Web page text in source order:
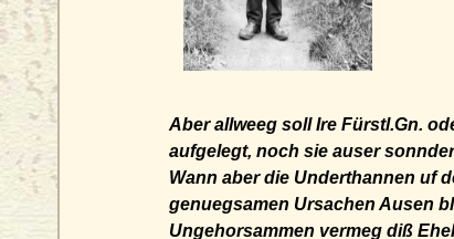
Aber allweeg soll Ire Fürstl.Gn.
aufgelegt, noch sie auser
Wann aber die Underthannen uf
genuegsamen Ursachen Ausen
Ungehorsammen vermeg diß